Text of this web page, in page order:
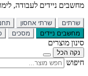
מחשבים ניידים לעבודה,
שרתים שרתי אחסון
מחשבים ניידים
מסכים
סינון מוצרים
נקה הכל
חיפוש